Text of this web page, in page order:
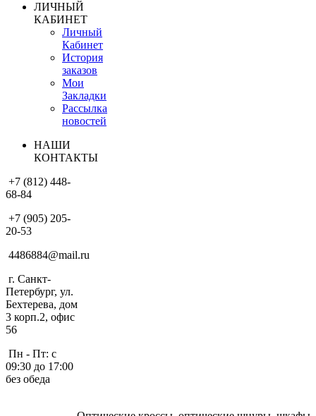
ЛИЧНЫЙ
КАБИНЕТ
Личный
Кабинет
История
заказов
Мои
Закладки
Рассылка
новостей
НАШИ
КОНТАКТЫ
+7 (812) 448-
68-84
+7 (905) 205-
20-53
4486884@mail.ru
г. Санкт-
Петербург, ул.
Бехтерева, дом
3 корп.2, офис
56
Пн - Пт: с
09:30 до 17:00
без обеда